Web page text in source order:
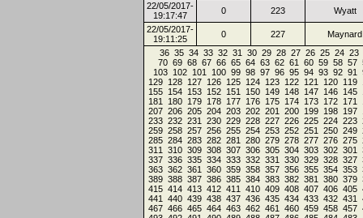
Wyatt
223
0
22/05/2017-
19:17:47
Maynard
227
0
22/05/2017-
19:11:25
23
24
25
26
27
28
29
30
31
32
33
34
35
36
57
58
59
60
61
62
63
64
65
66
67
68
69
70
91
92
93
94
95
96
97
98
99
100
101
102
103
119
120
121
122
123
124
125
126
127
128
129
145
146
147
148
149
150
151
152
153
154
155
171
172
173
174
175
176
177
178
179
180
181
197
198
199
200
201
202
203
204
205
206
207
223
224
225
226
227
228
229
230
231
232
233
249
250
251
252
253
254
255
256
257
258
259
275
276
277
278
279
280
281
282
283
284
285
301
302
303
304
305
306
307
308
309
310
311
327
328
329
330
331
332
333
334
335
336
337
353
354
355
356
357
358
359
360
361
362
363
379
380
381
382
383
384
385
386
387
388
389
405
406
407
408
409
410
411
412
413
414
415
431
432
433
434
435
436
437
438
439
440
441
457
458
459
460
461
462
463
464
465
466
467